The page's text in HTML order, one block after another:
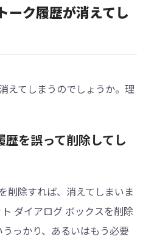
ク履歴が消えてし
えてしまうのでしょうか。理
を誤って削除してし
削除すれば、消えてしまいま
ダイアログ ボックスを削除
っかり、あるいはもう必要